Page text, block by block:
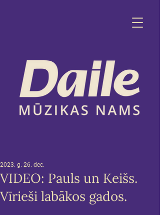
VIDEO: Pauls un Keišs.
Vīrieši labākos gados.
2023. g. 26. dec.